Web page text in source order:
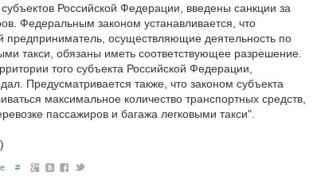
Российской Федерации, введены санкции за
Федеральным законом устанавливается, что
предприниматель, осуществляющие деятельность по
такси, обязаны иметь соответствующее разрешение.
того субъекта Российской Федерации,
Предусматривается также, что законом субъекта
максимальное количество транспортных средств,
пассажиров и багажа легковыми такси".
#